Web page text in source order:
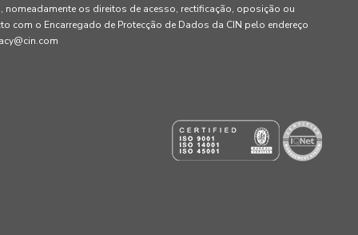
os direitos de acesso, rectificação, oposição ou
com o Encarregado de Protecção de Dados da CIN pelo endereço